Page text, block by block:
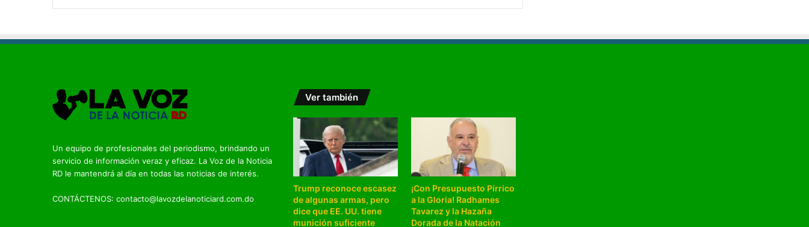
Un equipo de profesionales del periodismo, brindando un
servicio de información veraz y eficaz. La Voz de la Noticia
RD le mantendrá al día en todas las noticias de interés.
CONTÁCTENOS: contacto@lavozdelanoticiard.com.do
Ver también
Trump reconoce escasez
de algunas armas, pero
dice que EE. UU. tiene
munición suficiente
¡Con Presupuesto Pírrico
a la Gloria! Radhames
Tavarez y la Hazaña
Dorada de la Natación